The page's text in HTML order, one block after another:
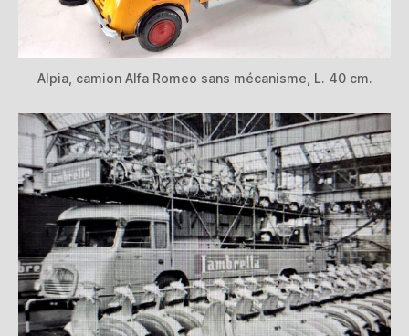
Alpia, camion Alfa Romeo sans mécanisme, L. 40 cm.